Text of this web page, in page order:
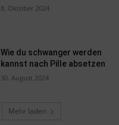
8. Oktober 2024
Wie du schwanger werden
kannst nach Pille absetzen
30. August 2024
Mehr laden